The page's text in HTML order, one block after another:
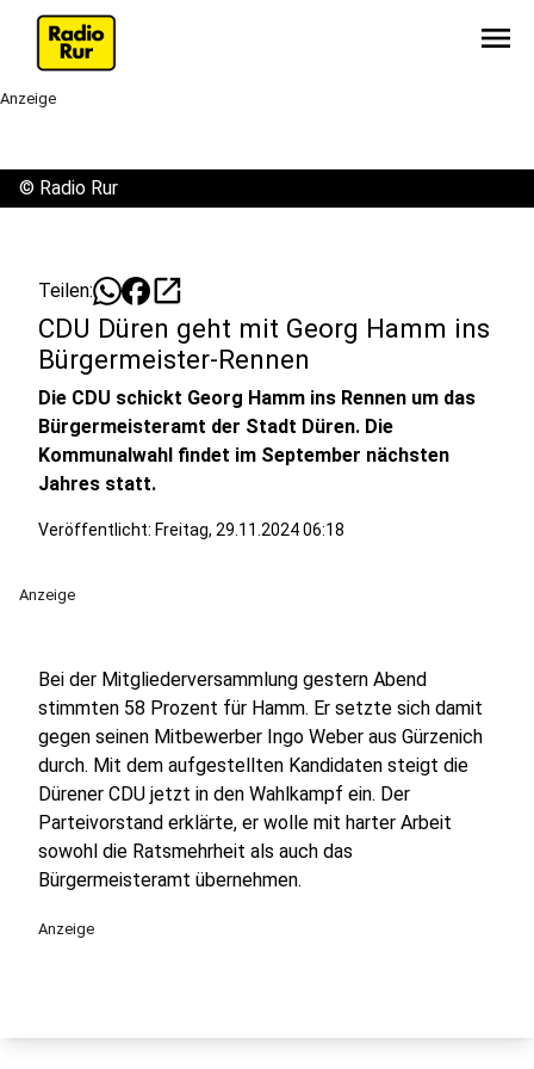
menu
Anzeige
© Radio Rur
Teilen: open_in_new
CDU Düren geht mit Georg Hamm ins
Bürgermeister-Rennen
Die CDU schickt Georg Hamm ins Rennen um das
Bürgermeisteramt der Stadt Düren. Die
Kommunalwahl findet im September nächsten
Jahres statt.
Veröffentlicht: Freitag, 29.11.2024 06:18
Anzeige
Bei der Mitgliederversammlung gestern Abend
stimmten 58 Prozent für Hamm. Er setzte sich damit
gegen seinen Mitbewerber Ingo Weber aus Gürzenich
durch. Mit dem aufgestellten Kandidaten steigt die
Dürener CDU jetzt in den Wahlkampf ein. Der
Parteivorstand erklärte, er wolle mit harter Arbeit
sowohl die Ratsmehrheit als auch das
Bürgermeisteramt übernehmen.
Anzeige